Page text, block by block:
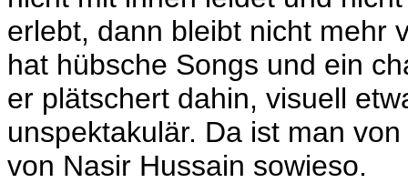
erlebt, dann bleibt nicht mehr
hat hübsche Songs und ein
er plätschert dahin, visuell
unspektakulär. Da ist man
von Nasir Hussain sowieso.